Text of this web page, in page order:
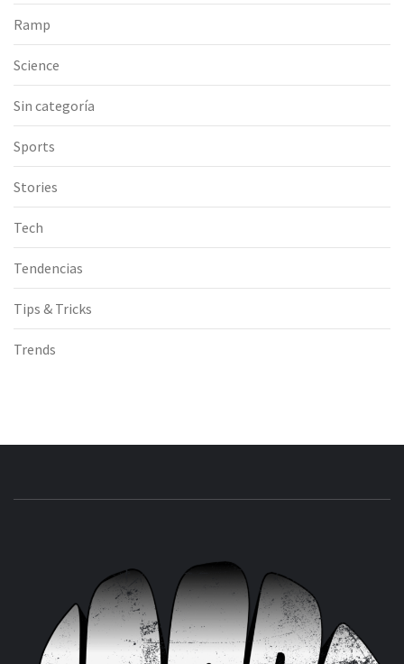
Ramp
Science
Sin categoría
Sports
Stories
Tech
Tendencias
Tips & Tricks
Trends